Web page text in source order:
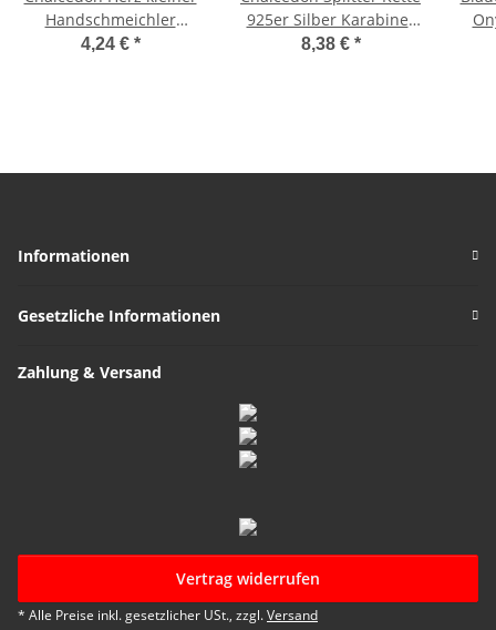
Handschmeichler
Taschenstein ca.
4,24 € *
925er Silber Karabiner
Verschluss echte
8,38 € *
Informationen
Gesetzliche Informationen
Zahlung & Versand
Vertrag widerrufen
* Alle Preise inkl. gesetzlicher USt., zzgl.Versand